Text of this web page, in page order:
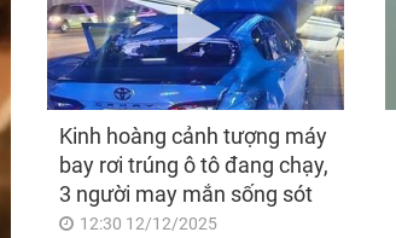
Kinh hoàng cảnh tượng máy
bay rơi trúng ô tô đang chạy,
3 người may mắn sống sót
12:30 12/12/2025